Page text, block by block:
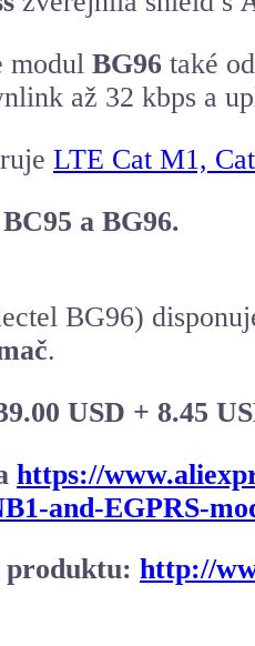
modul BG96 také
až 32 kbps a
LTE Cat M1,
a BG96.
BG96)
.
USD + 8.45
https://
and-EGPRS-
produktu: http://